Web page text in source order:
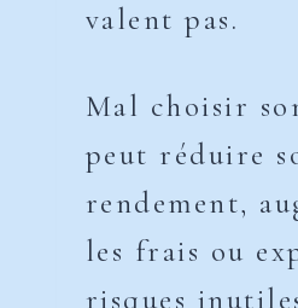
valent pas.
Mal choisir
peut réduire
rendement,
les frais ou
risques